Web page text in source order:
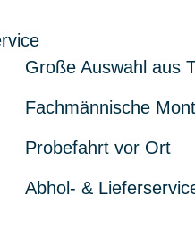
Große Auswahl aus
Fachmännische
Probefahrt vor Ort
Abhol- &